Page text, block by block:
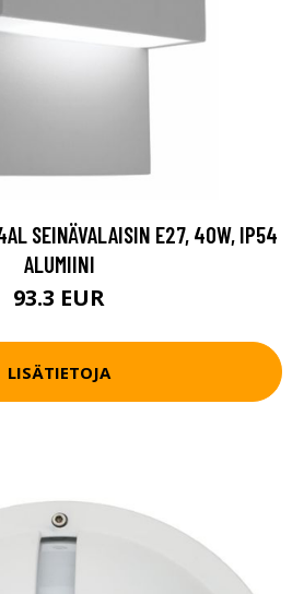
SEINÄVALAISIN E27, 40W, IP54
ALUMIINI
93.3 EUR
LISÄTIETOJA